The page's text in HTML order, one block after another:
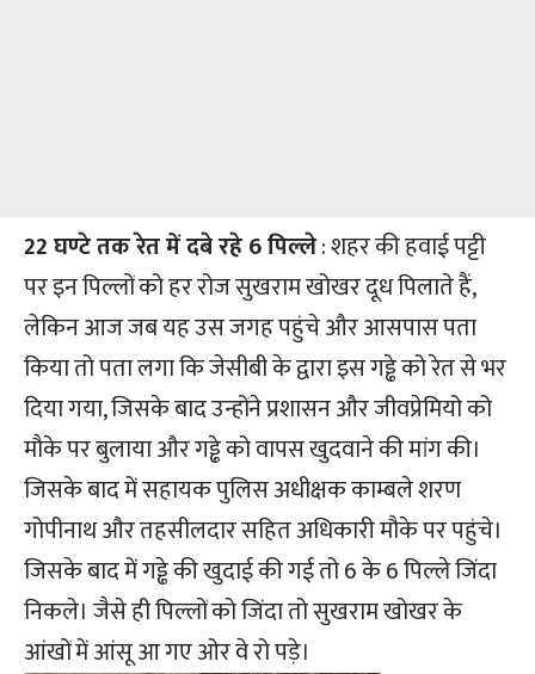
22 घण्टे तक रेत में दबे रहे 6 पिल्ले: शहर की हवाई पट्टी
पर इन पिल्लों को हर रोज सुखराम खोखर दूध पिलाते हैं,
लेकिन आज जब यह उस जगह पहुंचे और आसपास पता
किया तो पता लगा कि जेसीबी के द्वारा इस गड्ढे को रेत से भर
दिया गया, जिसके बाद उन्होंने प्रशासन और जीवप्रेमियो को
मौके पर बुलाया और गड्ढे को वापस खुदवाने की मांग की।
जिसके बाद में सहायक पुलिस अधीक्षक काम्बले शरण
गोपीनाथ और तहसीलदार सहित अधिकारी मौके पर पहुंचे।
जिसके बाद में गड्ढे की खुदाई की गई तो 6 के 6 पिल्ले जिंदा
निकले। जैसे ही पिल्लों को जिंदा तो सुखराम खोखर के
आंखों में आंसू आ गए ओर वे रो पड़े।